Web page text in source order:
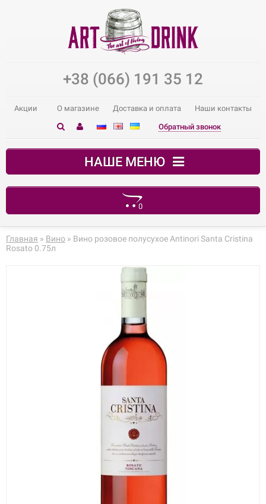
+38 (066) 191 35 12
Акции О магазине Доставка и оплата Наши контакты
Обратный звонок
НАШЕ МЕНЮ
0
В корзине пусто!
Главная » Вино » Вино розовое полусухое Antinori Santa Cristina
Rosato 0.75л